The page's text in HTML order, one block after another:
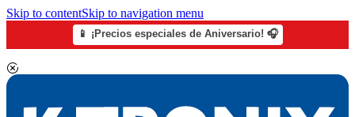
Skip to contentSkip to navigation menu
📱 ¡Precios especiales de Aniversario! 🎧